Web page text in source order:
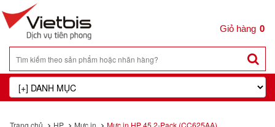
0
Trang chủ HP Mực in Mực in HP 45 2-Pack (CC625AA)